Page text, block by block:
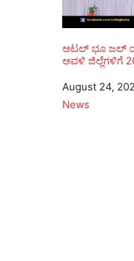
ಅಟಲ್ ಭೂ ಜಲ್
ಅವಳಿ ಜಿಲ್ಲೆಗಳಿಗೆ
Date
August 24,
In relation to
News